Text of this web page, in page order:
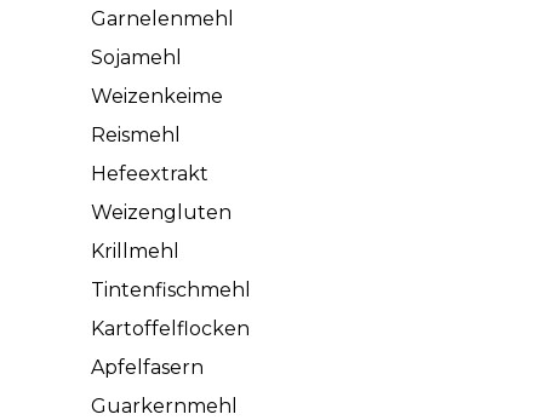
Garnelenmehl
Sojamehl
Weizenkeime
Reismehl
Hefeextrakt
Weizengluten
Krillmehl
Tintenfischmehl
Kartoffelflocken
Apfelfasern
Guarkernmehl